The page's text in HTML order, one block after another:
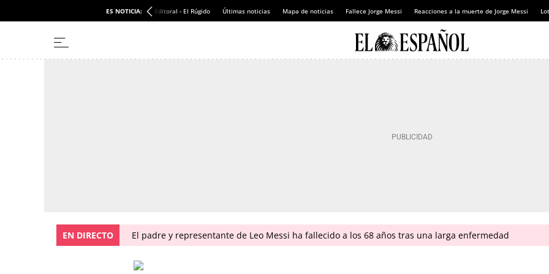
ES NOTICIA: Editoral - El Rúgido Últimas noticias Mapa de noticias Fallece Jorge Messi Reacciones a la muerte de Jorge Messi
EN DIRECTO El padre y representante de Leo Messi ha fallecido a los 68 años tras una larga enfermedad